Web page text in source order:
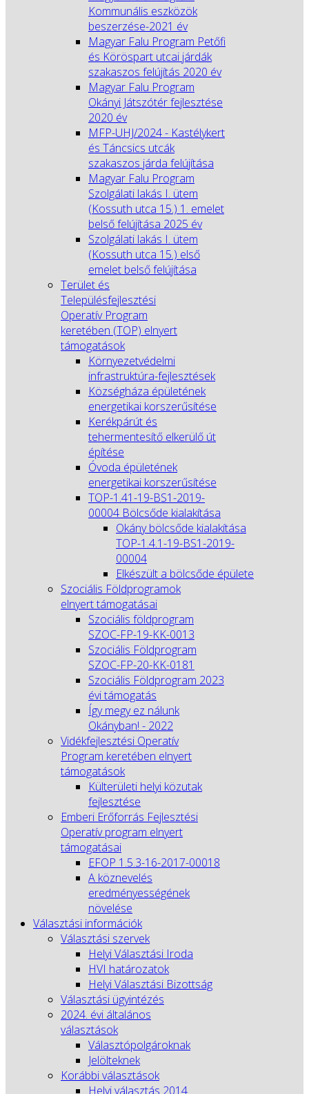
Kommunális eszközök
beszerzése-2021 év
Magyar Falu Program Petőfi
és Köröspart utcai járdák
szakaszos felújítás 2020 év
Magyar Falu Program
Okányi Játszótér fejlesztése
2020 év
MFP-UHJ/2024 - Kastélykert
és Táncsics utcák
szakaszos járda felújítása
Magyar Falu Program
Szolgálati lakás I. ütem
(Kossuth utca 15.) 1. emelet
belső felújítása 2025 év
Szolgálati lakás I. ütem
(Kossuth utca 15.) első
emelet belső felújítása
Terület és
Településfejlesztési
Operatív Program
keretében (TOP) elnyert
támogatások
Környezetvédelmi
infrastruktúra-fejlesztések
Községháza épületének
energetikai korszerűsítése
Kerékpárút és
tehermentesítő elkerülő út
építése
Óvoda épületének
energetikai korszerűsítése
TOP-1.41-19-BS1-2019-
00004 Bölcsőde kialakítása
Okány bölcsőde kialakítása
TOP-1.4.1-19-BS1-2019-
00004
Elkészült a bölcsőde épülete
Szociális Földprogramok
elnyert támogatásai
Szociális földprogram
SZOC-FP-19-KK-0013
Szociális Földprogram
SZOC-FP-20-KK-0181
Szociális Földprogram 2023
évi támogatás
Így megy ez nálunk
Okányban! - 2022
Vidékfejlesztési Operatív
Program keretében elnyert
támogatások
Külterületi helyi közutak
fejlesztése
Emberi Erőforrás Fejlesztési
Operatív program elnyert
támogatásai
EFOP 1.5.3-16-2017-00018
A köznevelés
eredményességének
növelése
Választási információk
Választási szervek
Helyi Választási Iroda
HVI határozatok
Helyi Választási Bizottság
Választási ügyintézés
2024. évi általános
választások
Választópolgároknak
Jelölteknek
Korábbi választások
Helyi választás 2014